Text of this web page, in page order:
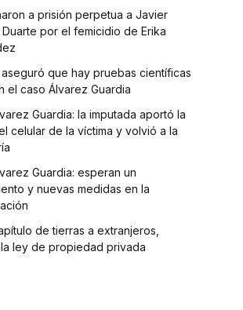
a prisión perpetua a Javier
por el femicidio de Erika
aseguró que hay pruebas científicas
el caso Álvarez Guardia
Guardia: la imputada aportó la
celular de la víctima y volvió a la
Guardia: esperan un
y nuevas medidas en la
de tierras a extranjeros,
ley de propiedad privada